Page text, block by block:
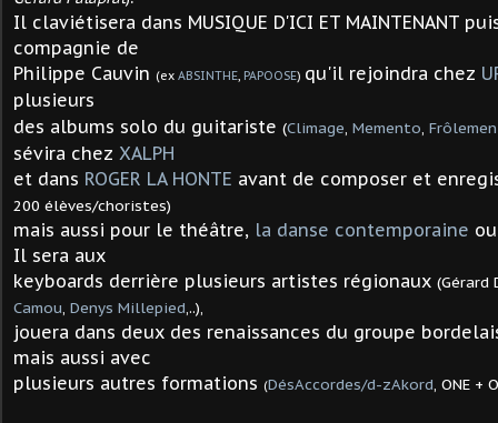
Il claviétisera dans MUSIQUE D'ICI ET MAINTENANT
compagnie de
Philippe Cauvin (ex ABSINTHE, PAPOOSE) qu'il rejoindra chez
plusieurs
des albums solo du guitariste (Climage, Memento,
sévira chez XALPH
et dans ROGER LA HONTE avant de composer et
200 élèves/choristes)
mais aussi pour le théâtre, la danse contemporaine
Il sera aux
keyboards derrière plusieurs artistes régionaux (Gérard
Camou, Denys Millepied,..),
jouera dans deux des renaissances du groupe
mais aussi avec
plusieurs autres formations (DésAccordes/d-zAkord, ONE +